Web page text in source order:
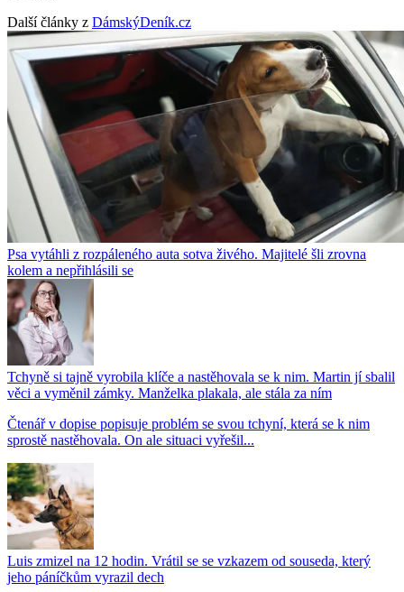
Další články z DámskýDeník.cz
Psa vytáhli z rozpáleného auta sotva živého. Majitelé šli zrovna
kolem a nepřihlásili se
Tchyně si tajně vyrobila klíče a nastěhovala se k nim. Martin jí sbalil
věci a vyměnil zámky. Manželka plakala, ale stála za ním
Čtenář v dopise popisuje problém se svou tchyní, která se k nim
sprostě nastěhovala. On ale situaci vyřešil...
Luis zmizel na 12 hodin. Vrátil se se vzkazem od souseda, který
jeho páníčkům vyrazil dech